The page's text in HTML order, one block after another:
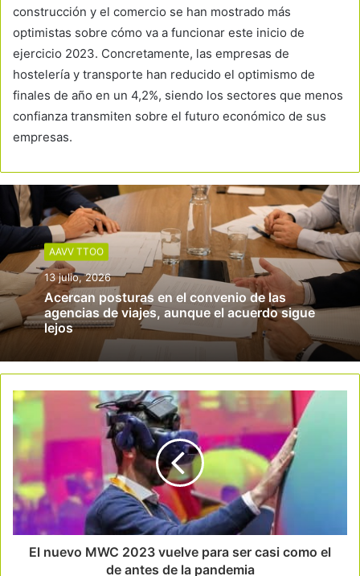
construcción y el comercio se han mostrado más
optimistas sobre cómo va a funcionar este inicio de
ejercicio 2023. Concretamente, las empresas de
hostelería y transporte han reducido el optimismo de
finales de año en un 4,2%, siendo los sectores que menos
confianza transmiten sobre el futuro económico de sus
empresas.
AAVV TTOO
13 julio, 2026
Acercan posturas en el convenio de las
agencias de viajes, aunque el acuerdo sigue
lejos
El nuevo MWC 2023 vuelve para ser casi como el
de antes de la pandemia